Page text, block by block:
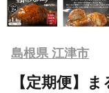
島根県 江津市
【定期便】